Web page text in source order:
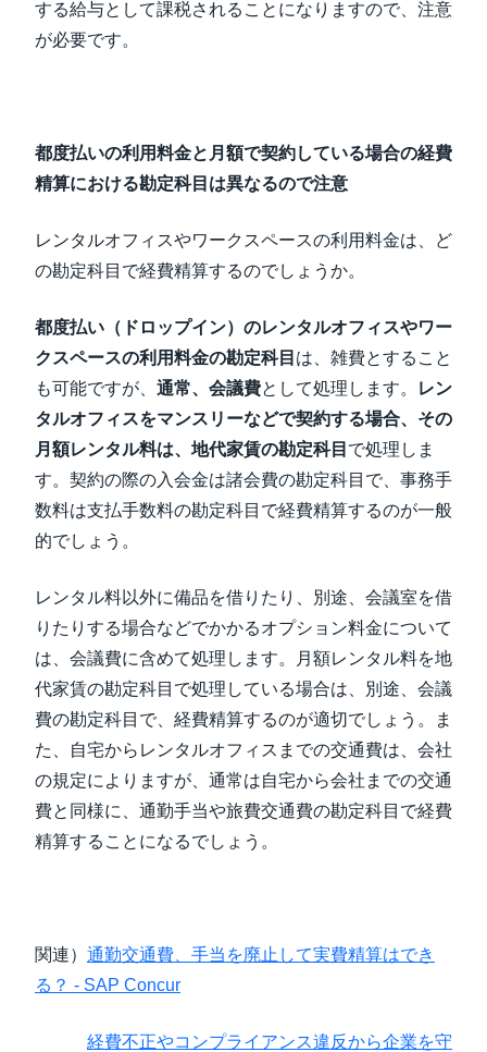
する給与として課税されることになりますので、注意
が必要です。
都度払いの利用料金と月額で契約している場合の経費
精算における勘定科目は異なるので注意
レンタルオフィスやワークスペースの利用料金は、ど
の勘定科目で経費精算するのでしょうか。
都度払い（ドロップイン）のレンタルオフィスやワー
クスペースの利用料金の勘定科目 は、雑費とすること
も可能ですが、 通常、会議費として処理します。
レン
タルオフィスをマンスリーなどで契約する場合、その
月額レンタル料は、地代家賃の勘定科目 で処理しま
す。契約の際の入会金は諸会費の勘定科目で、事務手
数料は支払手数料の勘定科目で経費精算するのが一般
的でしょう。
レンタル料以外に備品を借りたり、別途、会議室を借
りたりする場合などでかかるオプション料金について
は、会議費に含めて処理します。月額レンタル料を地
代家賃の勘定科目で処理している場合は、別途、会議
費の勘定科目で、経費精算するのが適切でしょう。ま
た、自宅からレンタルオフィスまでの交通費は、会社
の規定によりますが、通常は自宅から会社までの交通
費と同様に、通勤手当や旅費交通費の勘定科目で経費
精算することになるでしょう。
関連） 通勤交通費、手当を廃止して実費精算はでき
る？ - SAP Concur
経費不正やコンプライアンス違反から企業を守